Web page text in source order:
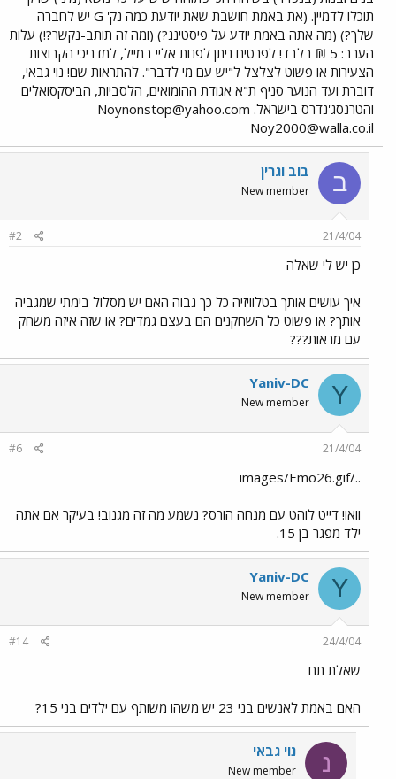
תוכלו לדמיין. (את באמת חושבת שאת יודעת כמה נק' G יש לחברה
שלך?) (מה אתה באמת יודע על פיסטינג?) (ומה זה תותב-נקשר?!) עלות
הערב: 5 ₪ בלבד! לפרטים ניתן לפנות אליי במייל, למדריכי הקבוצות
הצעירות או פשוט לצלצל ל"יש עם מי לדבר". להתראות שם! נוי גבאי,
דוברת ועד הנוער סניף ת"א אגודת ההומואים, הלסביות, הביסקסואלים
והטרנסג'נדרס בישראל. Noynonstop@yahoo.com
Noy2000@walla.co.il
ב בוב וגרין
New member
21/4/04
#2
כן יש לי שאלה
איך עושים אותך בטלוויזיה כל כך גבוה האם יש מסלול בימתי שמגביה
אותך? או פשוט כל השחקנים הם בעצם גמדים? או שזה איזה משחק
עם מראות???
Y
Yaniv-DC
New member
21/4/04
#6
../images/Emo26.gif
וואו! דייט לוהט עם מנחה הורס? נשמע מה זה מגנוב! בעיקר אם אתה
ילד מפגר בן 15.
Y
Yaniv-DC
New member
24/4/04
#14
שאלת תם
האם באמת לאנשים בני 23 יש משהו משותף עם ילדים בני 15?
נ נוי גבאי
New member